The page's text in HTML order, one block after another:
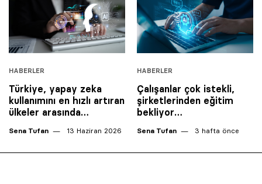
HABERLER
Türkiye, yapay zeka
kullanımını en hızlı artıran
ülkeler arasında…
Sena Tufan 13 Haziran 2026
HABERLER
Çalışanlar çok istekli,
şirketlerinden eğitim
bekliyor…
Sena Tufan 3 hafta önce